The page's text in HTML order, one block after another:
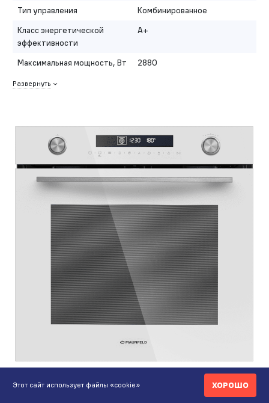
Тип управления
Комбинированное
Класс энергетической
эффективности
A+
Максимальная мощность, Вт 2880
Развернуть
579 590 ₸
Этот сайт использует файлы «cookie» ХОРОШО